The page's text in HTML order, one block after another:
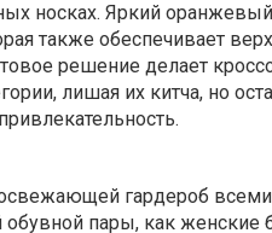
носках. Яркий
также обеспечивает
решение делает
лишая их китча, но
гардероб
пары, как